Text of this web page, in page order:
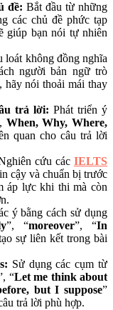
đề: Bắt đầu từ những
các chủ đề phức tạp
giúp bạn nói tự nhiên
loát không đồng nghĩa
người bản ngữ trò
nói thoải mái thay
trả lời: Phát triển ý
When, Why, Where,
quan cho câu trả lời
cứu các IELTS
cậy và chuẩn bị trước
áp lực khi thi mà còn
ý bằng cách sử dụng
”, “moreover”, “In
sự liên kết trong bài
Sử dụng các cụm từ
“Let me think about
but I suppose”
trả lời phù hợp.